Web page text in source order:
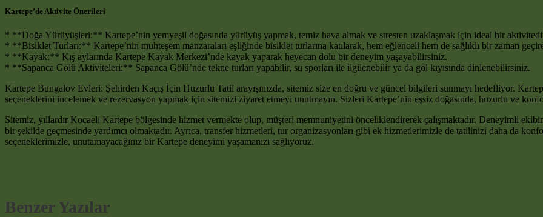
Kartepe’de Aktivite Önerileri
* **Doğa Yürüyüşleri:** Kartepe’nin yemyeşil doğasında yürüyüş yapmak, temiz hava almak ve stresten uzaklaşmak için ideal bir
* **Bisiklet Turları:** Kartepe’nin muhteşem manzaraları eşliğinde bisiklet turlarına katılarak, hem eğlenceli hem de sağlıklı bir zaman
* **Kayak:** Kış aylarında Kartepe Kayak Merkezi’nde kayak yaparak heyecan dolu bir deneyim yaşayabilirsiniz.
* **Sapanca Gölü Aktiviteleri:** Sapanca Gölü’nde tekne turları yapabilir, su sporları ile ilgilenebilir ya da göl kıyısında dinlenebilirsiniz.
Kartepe Bungalov Evleri: Şehirden Kaçış İçin Huzurlu Tatil arayışınızda, sitemiz size en doğru ve güncel bilgileri sunmayı hedefliyor.
seçeneklerini incelemek ve rezervasyon yapmak için sitemizi ziyaret etmeyi unutmayın. Sizleri Kartepe’nin eşsiz doğasında, huzurlu ve
Sitemiz, yıllardır Kocaeli Kartepe bölgesinde hizmet vermekte olup, müşteri memnuniyetini önceliklendirerek çalışmaktadır. Deneyimli
bir şekilde geçmesinde yardımcı olmaktadır. Ayrıca, transfer hizmetleri, tur organizasyonları gibi ek hizmetlerimizle de tatilinizi daha da
seçeneklerimizle, unutamayacağınız bir Kartepe deneyimi yaşamanızı sağlıyoruz.
Benzer Yazılar